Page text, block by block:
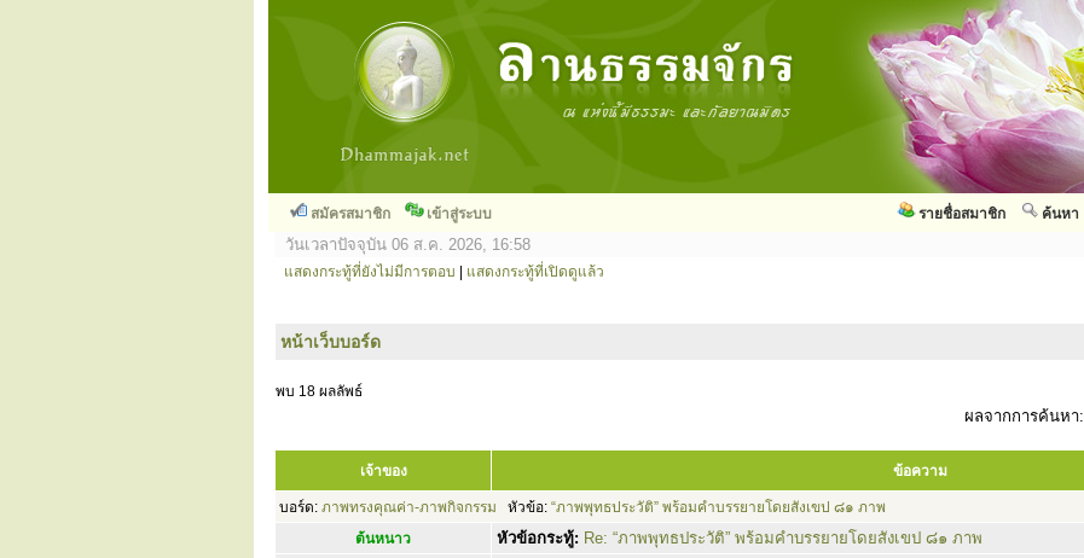
สมัครสมาชิก เข้าสู่ระบบ ค้นหา
รายชื่อสมาชิก
วันเวลาปัจจุบัน 06 ส.ค. 2026, 16:58
แสดงกระทู้ที่ยังไม่มีการตอบ แสดงกระทู้ที่เปิดดูแล้ว
หน้าเว็บบอร์ด
พบ 18 ผลลัพธ์
ผลจากการค้นหา:
เจ้าของ ข้อความ
บอร์ด: ภาพทรงคุณค่า-ภาพกิจกรรม หัวข้อ: “ภาพพุทธประวัติ” พร้อมคำบรรยายโดยสังเขป ๘๑ ภาพ
ต้นหนาว
หัวข้อกระทู้: Re: “ภาพพุทธประวัติ” พร้อมคำบรรยายโดยสังเขป ๘๑ ภาพ